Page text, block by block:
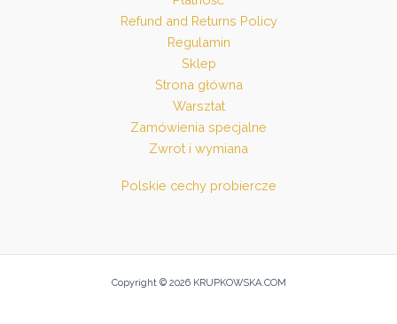
Refund and Returns Policy
Regulamin
Sklep
Strona główna
Warsztat
Zamówienia specjalne
Zwrot i wymiana
Polskie cechy probiercze
Copyright © 2026 KRUPKOWSKA.COM